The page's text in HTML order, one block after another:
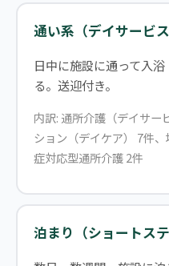
通い系（デイサービス
日中に施設に通って入
る。送迎付き。
内訳: 通所介護（デイサー
ション（デイケア） 7件
症対応型通所介護 2件
泊まり（ショートステ